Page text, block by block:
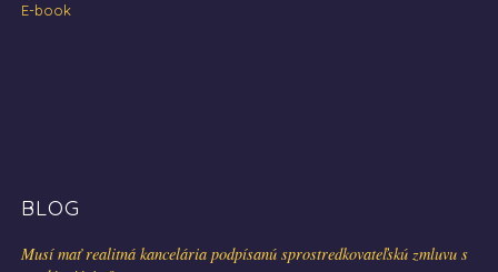
E-book
BLOG
Musí mať realitná kancelária podpísanú sprostredkovateľskú zmluvu s